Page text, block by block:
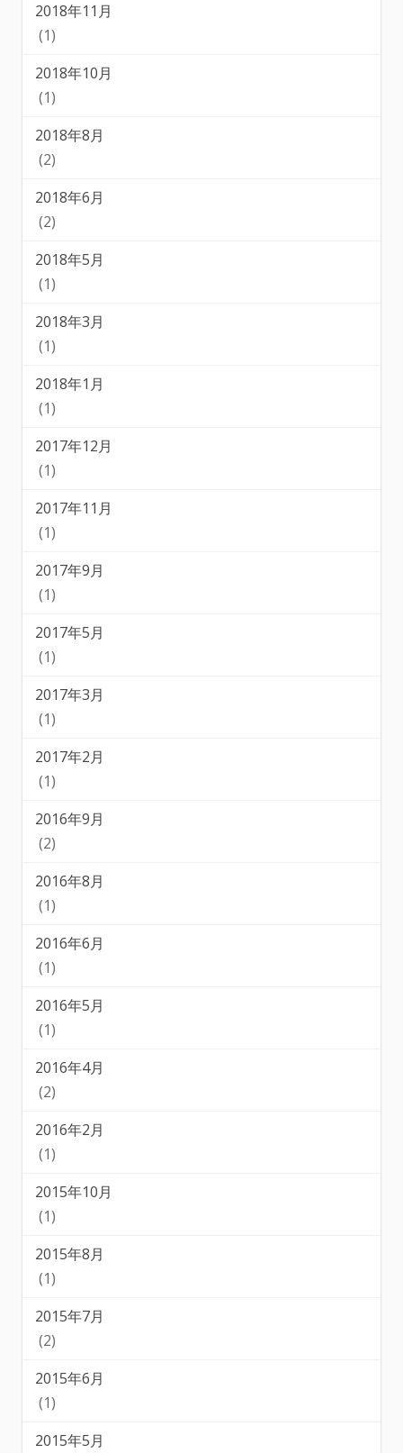
2018年11月
(1)
2018年10月
(1)
2018年8月
(2)
2018年6月
(2)
2018年5月
(1)
2018年3月
(1)
2018年1月
(1)
2017年12月
(1)
2017年11月
(1)
2017年9月
(1)
2017年5月
(1)
2017年3月
(1)
2017年2月
(1)
2016年9月
(2)
2016年8月
(1)
2016年6月
(1)
2016年5月
(1)
2016年4月
(2)
2016年2月
(1)
2015年10月
(1)
2015年8月
(1)
2015年7月
(2)
2015年6月
(1)
2015年5月